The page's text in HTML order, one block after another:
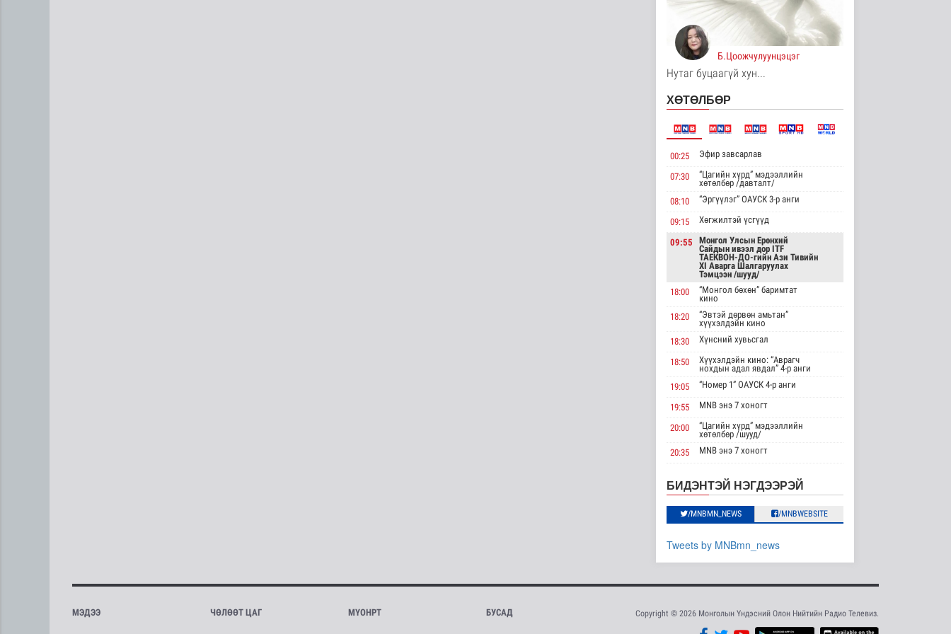
Reuters: АНУ БНХАУ-ын
дата төвийн шинэ
төхөөрөмж..
Дэлхийд
4 цаг 31 минутын өмнө
Дэлхийд
Нисэх буудлын 800
ажилтан хүний
наймаанаас урьдч..
4 цаг 39 минутын өмнө
Зүүн Азийн
эрэгтэйчүүдийн
волейболын аварга
шалг..
Cпорт
4 цаг 44 минутын өмнө
Ээлжит VIII хуралдаан
Нийгэм
4 цаг 47 минутын өмнө
Европын холбоо хилийн
бэхжүүлэх ..
Дэлхийд
4 цаг 48 минутын өмнө
БНСУ-ын "АСАН"
эмнэлгийн хамт олон
Нийгэм
“Сэлбэ хот” төслийн
Б.Цоожчулуунцэцэг
Нутаг буцаагүй хун...
ХӨТӨЛБӨР
00:25 Эфир завсарлав
07:30
“Цагийн хүрд” мэдээллийн
хөтөлбөр /давталт/
08:10
“Эргүүлэг” ОАУСК 3-р анги
09:15 Хөгжилтэй үсгүүд
09:55
Монгол Улсын Ерөнхий
Сайдын ивээл дор ITF
ТАЕКВОН-ДО-гийн Ази Тивийн
XI Аварга Шалгаруулах
Тэмцээн /шууд/
18:00
“Монгол бөхөн” баримтат
кино
18:20
“Эвтэй дөрвөн амьтан”
хүүхэлдэйн кино
18:30
Хүнсний хувьсгал
18:50
Хүүхэлдэйн кино: “Аврагч
нохдын адал явдал” 4-р анги
19:05
“Номер 1” ОАУСК 4-р анги
19:55 MNB энэ 7 хоногт
20:00
“Цагийн хүрд” мэдээллийн
хөтөлбөр /шууд/
20:35
MNB энэ 7 хоногт
Дорноговь аймгаас /шууд/
22:10
“Эргүүлэг” ОАУСК 4-р анги
23:25
“Гэрэлтэй цонх” үдшийн
хөтөлбөр
БИДЭНТЭЙ НЭГДЭЭРЭЙ
/MNBMN_NEWS /MNBWEBSITE
Tweets by MNBmn_news
МЭДЭЭ ЧӨЛӨӨТ ЦАГ МҮОНРТ БУСАД Copyright © 2026 Монголын Үндэсний Олон Нийтийн Радио Телевиз.